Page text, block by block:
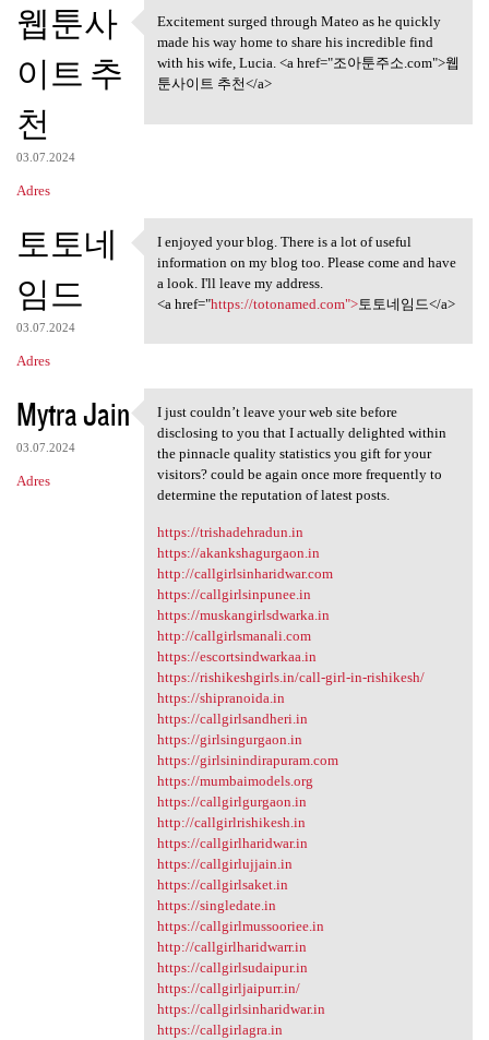
웹툰사
이트 추
천
03.07.2024
Adres
Excitement surged through
Excitement surged through Mateo as he quickly
made his way home to share his incredible find
with his wife, Lucia. <a href="조아툰주소.com">웹
툰사이트 추천</a>
토토네
임드
03.07.2024
Adres
I enjoyed your blog. There is
I enjoyed your blog. There is a lot of useful
information on my blog too. Please come and have
a look. I'll leave my address.
<a href="https://totonamed.com">토토네임드</a>
Mytra Jain
03.07.2024
Adres
I just couldn’t leave your
I just couldn’t leave your web site before
disclosing to you that I actually delighted within
the pinnacle quality statistics you gift for your
visitors? could be again once more frequently to
determine the reputation of latest posts.
https://trishadehradun.in
https://akankshagurgaon.in
http://callgirlsinharidwar.com
https://callgirlsinpunee.in
https://muskangirlsdwarka.in
http://callgirlsmanali.com
https://escortsindwarkaa.in
https://rishikeshgirls.in/call-girl-in-rishikesh/
https://shipranoida.in
https://callgirlsandheri.in
https://girlsingurgaon.in
https://girlsinindirapuram.com
https://mumbaimodels.org
https://callgirlgurgaon.in
http://callgirlrishikesh.in
https://callgirlharidwar.in
https://callgirlujjain.in
https://callgirlsaket.in
https://singledate.in
https://callgirlmussooriee.in
http://callgirlharidwarr.in
https://callgirlsudaipur.in
https://callgirljaipurr.in/
https://callgirlsinharidwar.in
https://callgirlagra.in